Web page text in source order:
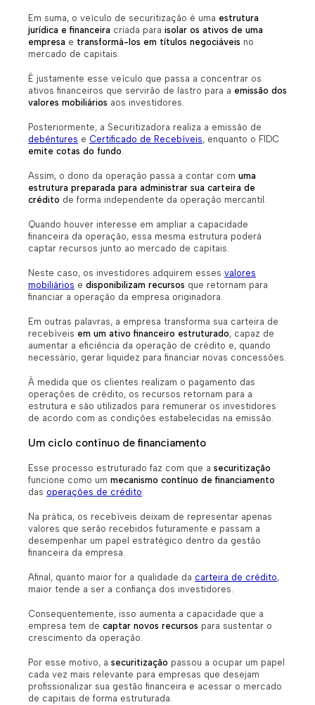
Em suma, o veículo de securitização é uma estrutura
jurídica e financeira criada para isolar os ativos de uma
empresa e transformá-los em títulos negociáveis no
mercado de capitais.
É justamente esse veículo que passa a concentrar os
ativos financeiros que servirão de lastro para a emissão dos
valores mobiliários aos investidores.
Posteriormente, a Securitizadora realiza a emissão de
debêntures e Certificado de Recebíveis, enquanto o FIDC
emite cotas do fundo.
Assim, o dono da operação passa a contar com uma
estrutura preparada para administrar sua carteira de
crédito de forma independente da operação mercantil.
Quando houver interesse em ampliar a capacidade
financeira da operação, essa mesma estrutura poderá
captar recursos junto ao mercado de capitais.
Neste caso, os investidores adquirem esses valores
mobiliários e disponibilizam recursos que retornam para
financiar a operação da empresa originadora.
Em outras palavras, a empresa transforma sua carteira de
recebíveis em um ativo financeiro estruturado, capaz de
aumentar a eficiência da operação de crédito e, quando
necessário, gerar liquidez para financiar novas concessões.
À medida que os clientes realizam o pagamento das
operações de crédito, os recursos retornam para a
estrutura e são utilizados para remunerar os investidores
de acordo com as condições estabelecidas na emissão.
Um ciclo contínuo de financiamento
Esse processo estruturado faz com que a securitização
funcione como um mecanismo contínuo de financiamento
das operações de crédito.
Na prática, os recebíveis deixam de representar apenas
valores que serão recebidos futuramente e passam a
desempenhar um papel estratégico dentro da gestão
financeira da empresa.
Afinal, quanto maior for a qualidade da carteira de crédito,
maior tende a ser a confiança dos investidores.
Consequentemente, isso aumenta a capacidade que a
empresa tem de captar novos recursos para sustentar o
crescimento da operação.
Por esse motivo, a securitização passou a ocupar um papel
cada vez mais relevante para empresas que desejam
profissionalizar sua gestão financeira e acessar o mercado
de capitais de forma estruturada.